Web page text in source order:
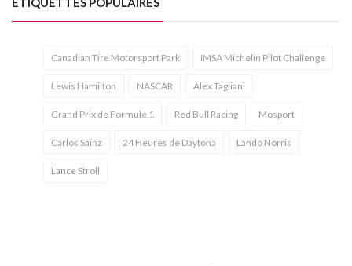
Canadian Tire Motorsport Park IMSA Michelin Pilot Challenge
Lewis Hamilton NASCAR Alex Tagliani
Grand Prix de Formule 1 Red Bull Racing Mosport
Carlos Sainz 24 Heures de Daytona Lando Norris
Lance Stroll